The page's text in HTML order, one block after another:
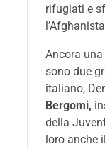
rifugiati e
Ancora
sono due
italiano,
Bergomi,
della
loro anche